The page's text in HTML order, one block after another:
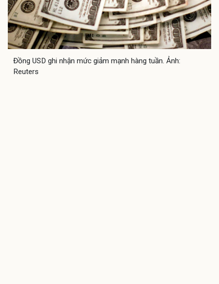
Đồng USD ghi nhận mức giảm mạnh hàng tuần. Ảnh:
Reuters